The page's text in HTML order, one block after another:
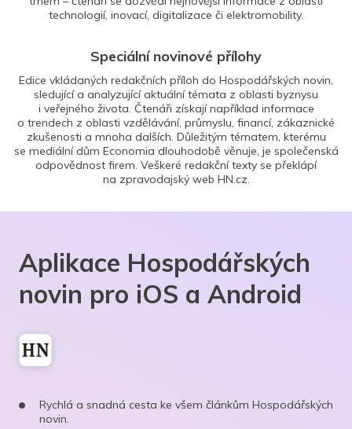
technologií, inovací, digitalizace či elektromobility.
Speciální novinové přílohy
Edice vkládaných redakčních příloh do Hospodářských novin,
sledující a analyzující aktuální témata z oblasti byznysu
i veřejného života. Čtenáři získají například informace
o trendech z oblasti vzdělávání, průmyslu, financí, zákaznické
zkušenosti a mnoha dalších. Důležitým tématem, kterému
se mediální dům Economia dlouhodobě věnuje, je společenská
odpovědnost firem. Veškeré redakční texty se překlápí
na zpravodajský web HN.cz.
Aplikace Hospodářských
novin pro iOS a Android
Rychlá a snadná cesta ke všem článkům Hospodářských
novin.